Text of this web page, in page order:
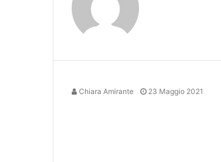
Chiara Amirante 23 Maggio 2021